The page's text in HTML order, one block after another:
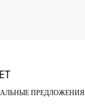
ПРЕДЛОЖЕНИЯ